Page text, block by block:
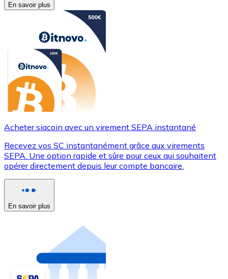
En savoir plus
Acheter siacoin avec un virement SEPA instantané
Recevez vos SC instantanément grâce aux virements
SEPA. Une option rapide et sûre pour ceux qui souhaitent
opérer directement depuis leur compte bancaire.
En savoir plus